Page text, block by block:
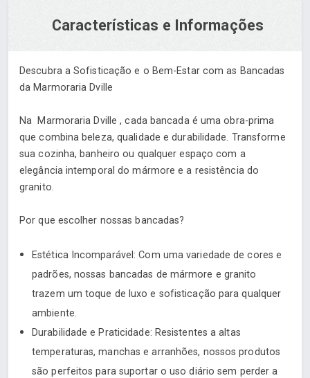
Características e Informações
Descubra a Sofisticação e o Bem-Estar com as Bancadas
da Marmoraria Dville
Na Marmoraria Dville , cada bancada é uma obra-prima
que combina beleza, qualidade e durabilidade. Transforme
sua cozinha, banheiro ou qualquer espaço com a
elegância intemporal do mármore e a resistência do
granito.
Por que escolher nossas bancadas?
Estética Incomparável: Com uma variedade de cores e
padrões, nossas bancadas de mármore e granito
trazem um toque de luxo e sofisticação para qualquer
ambiente.
Durabilidade e Praticidade: Resistentes a altas
temperaturas, manchas e arranhões, nossos produtos
são perfeitos para suportar o uso diário sem perder a